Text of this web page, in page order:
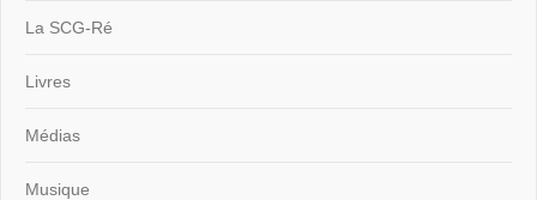
La SCG-Ré
Livres
Médias
Musique